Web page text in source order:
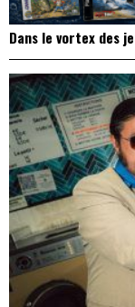
Dans le vortex des